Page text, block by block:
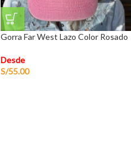
Gorra Far West Lazo Color Rosado
Desde
S/55.00